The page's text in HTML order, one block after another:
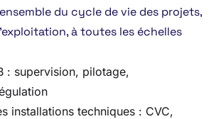
du cycle de vie des projets,
à toutes les échelles
: supervision, pilotage,
installations techniques : CVC,